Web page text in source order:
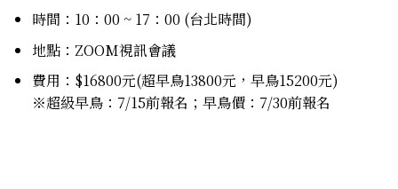
時間：10：00 ~ 17：00 (台北時間)
地點：ZOOM視訊會議
費用：$16800元(超早鳥13800元，早鳥15200元)
※超級早鳥：7/15前報名；早鳥價：7/30前報名